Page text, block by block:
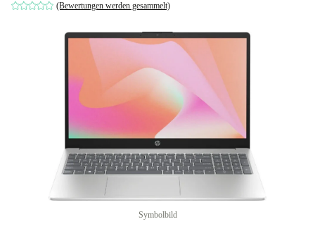
(Bewertungen werden gesammelt)
Symbolbild